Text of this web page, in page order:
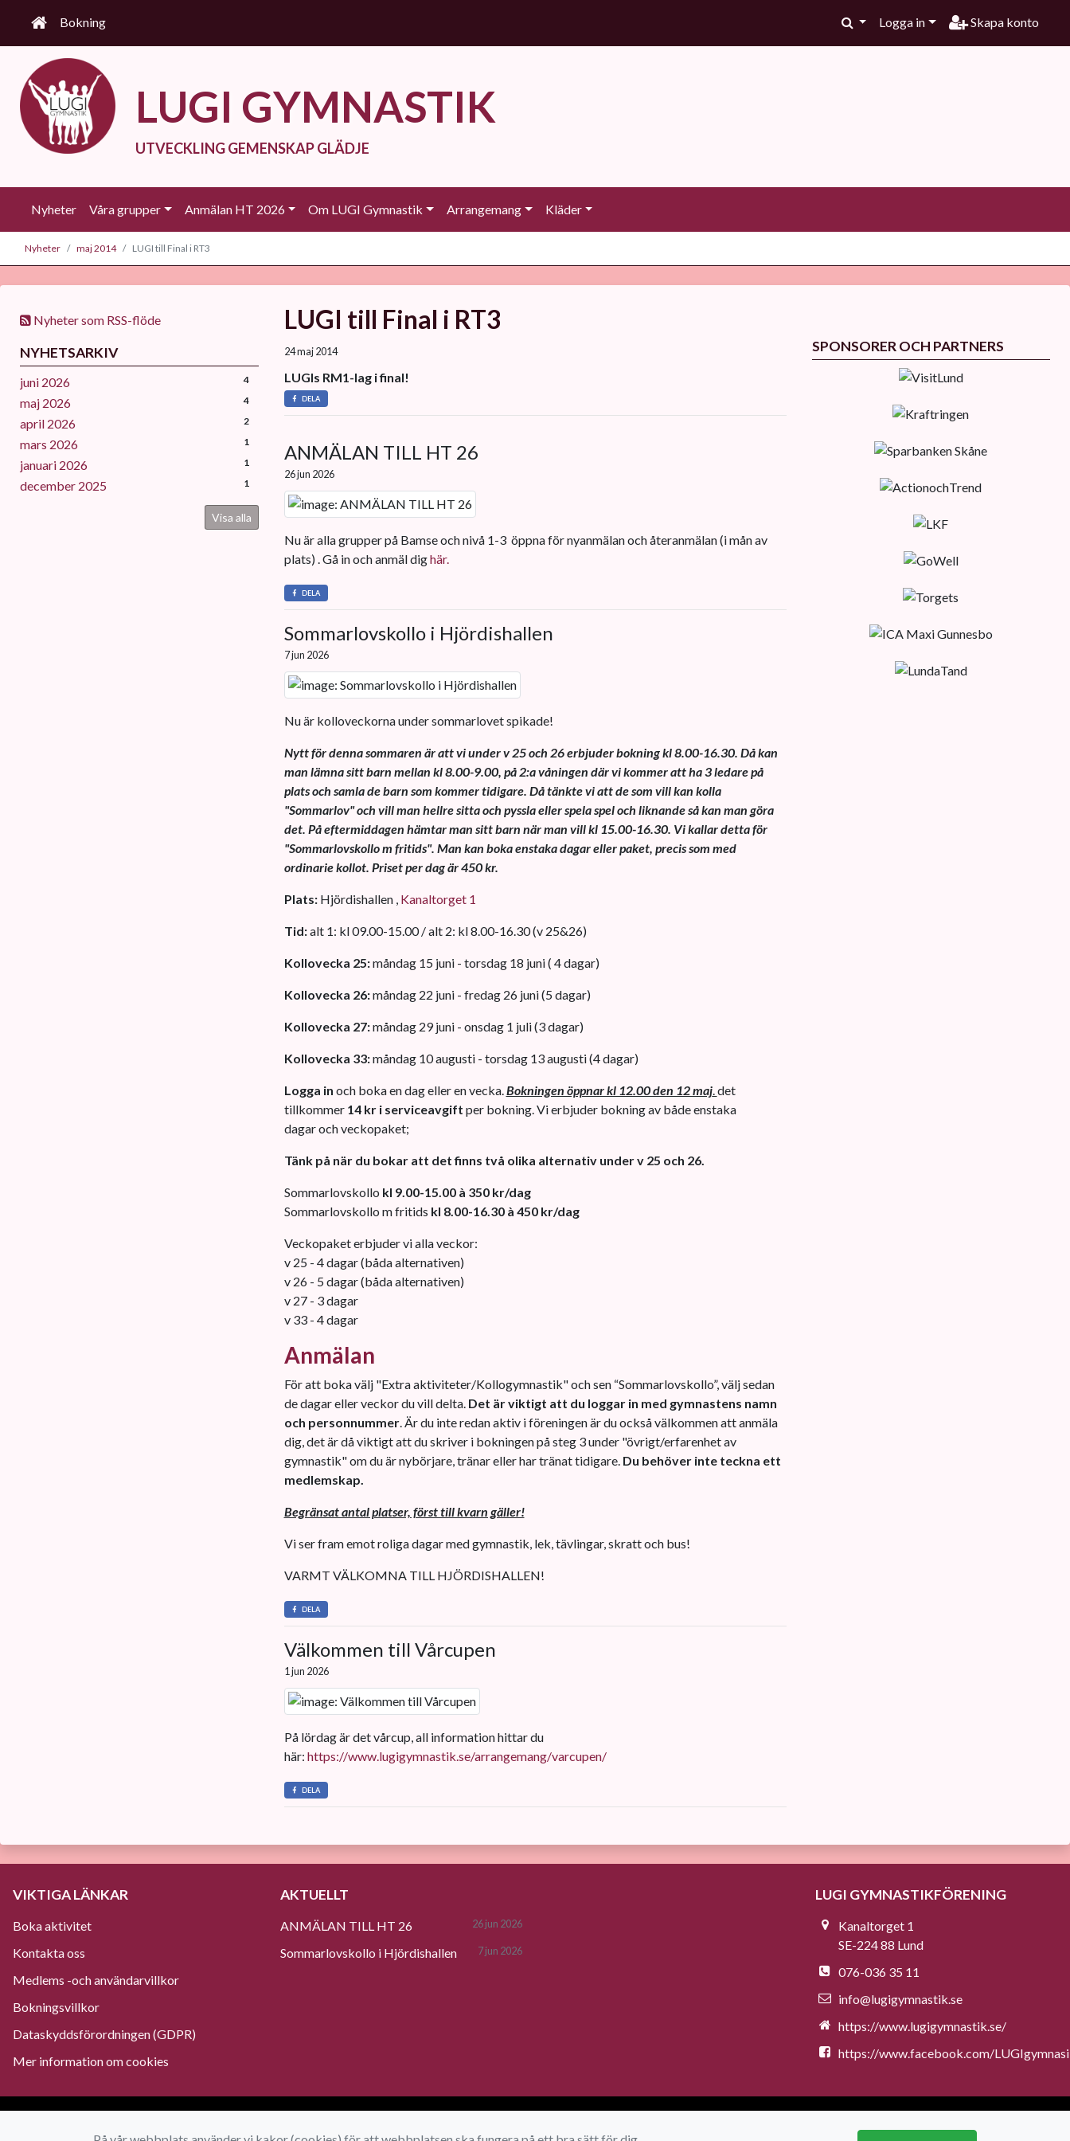
Bokning Logga in Skapa konto
LUGI GYMNASTIK
UTVECKLING GEMENSKAP GLÄDJE
Nyheter Våra grupper Anmälan HT 2026 Om LUGI Gymnastik Arrangemang Kläder
Nyheter maj 2014 LUGI till Final i RT3
Nyheter som RSS-flöde
NYHETSARKIV
juni 2026 4
maj 2026 4
april 2026 2
mars 2026 1
januari 2026 1
december 2025 1
Visa alla
LUGI till Final i RT3
24 maj 2014
LUGIs RM1-lag i final!
DELA
ANMÄLAN TILL HT 26
26 jun 2026
Nu är alla grupper på Bamse och nivå 1-3 öppna för nyanmälan och återanmälan (i mån av
plats) . Gå in och anmäl dighär.
DELA
Sommarlovskollo i Hjördishallen
7 jun 2026
Nu är kolloveckorna under sommarlovet spikade!
Nytt för denna sommaren är att vi under v 25 och 26 erbjuder bokning kl 8.00-16.30. Då kan
man lämna sitt barn mellan kl 8.00-9.00, på 2:a våningen där vi kommer att ha 3 ledare på
plats och samla de barn som kommer tidigare. Då tänkte vi att de som vill kan kolla
"Sommarlov" och vill man hellre sitta och pyssla eller spela spel och liknande så kan man göra
det. På eftermiddagen hämtar man sitt barn när man vill kl 15.00-16.30. Vi kallar detta för
"Sommarlovskollo m fritids". Man kan boka enstaka dagar eller paket, precis som med
ordinarie kollot. Priset per dag är 450 kr.
Plats:Hjördishallen , Kanaltorget 1
Tid:alt 1: kl 09.00-15.00 / alt 2: kl 8.00-16.30 (v 25&26)
Kollovecka 25:måndag 15 juni - torsdag 18 juni ( 4 dagar)
Kollovecka 26:måndag 22 juni - fredag 26 juni (5 dagar)
Kollovecka 27:måndag 29 juni - onsdag 1 juli (3 dagar)
Kollovecka 33:måndag 10 augusti - torsdag 13 augusti (4 dagar)
Logga in och boka en dag eller en vecka.Bokningen öppnar kl 12.00 den 12 maj.det
tillkommer 14 kr i serviceavgift per bokning. Vi erbjuder bokning av både enstaka
dagar och veckopaket;
Tänk på när du bokar att det finns två olika alternativ under v 25 och 26.
Sommarlovskollo kl 9.00-15.00 à 350 kr/dag
Sommarlovskollo m fritids kl 8.00-16.30 à 450 kr/dag
Veckopaket erbjuder vi alla veckor:
v 25 - 4 dagar (båda alternativen)
v 26 - 5 dagar (båda alternativen)
v 27 - 3 dagar
v 33 - 4 dagar
Anmälan
För att boka välj "Extra aktiviteter/Kollogymnastik" och sen “Sommarlovskollo”, välj sedan
de dagar eller veckor du vill delta. Det är viktigt att du loggar in med gymnastens namn
och personnummer. Är du inte redan aktiv i föreningen är du också välkommen att anmäla
dig, det är då viktigt att du skriver i bokningen på steg 3 under "övrigt/erfarenhet av
gymnastik" om du är nybörjare, tränar eller har tränat tidigare. Du behöver inte teckna ett
medlemskap.
Begränsat antal platser, först till kvarn gäller!
Vi ser fram emot roliga dagar med gymnastik, lek, tävlingar, skratt och bus!
VARMT VÄLKOMNA TILL HJÖRDISHALLEN!
DELA
Välkommen till Vårcupen
1 jun 2026
På lördag är det vårcup, all information hittar du
här: https://www.lugigymnastik.se/arrangemang/varcupen/
DELA
SPONSORER OCH PARTNERS
VIKTIGA LÄNKAR
Boka aktivitet
Kontakta oss
Medlems -och användarvillkor
Bokningsvillkor
Dataskyddsförordningen (GDPR)
Mer information om cookies
AKTUELLT
ANMÄLAN TILL HT 26 26 jun 2026
Sommarlovskollo i Hjördishallen 7 jun 2026
LUGI GYMNASTIKFÖRENING
Kanaltorget 1
SE-224 88 Lund
076-036 35 11
info@lugigymnastik.se
https://www.lugigymnastik.se/
https://www.facebook.com/